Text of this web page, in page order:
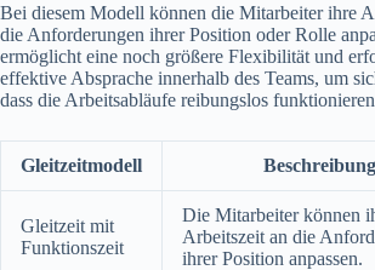
Bei diesem Modell können die Mitarbeiter ihre
die Anforderungen ihrer Position oder Rolle
ermöglicht eine noch größere Flexibilität und
effektive Absprache innerhalb des Teams, um
dass die Arbeitsabläufe reibungslos
Gleitzeitmodell Beschreibung
Gleitzeit mit
Funktionszeit
Die Mitarbeiter können
Arbeitszeit an die
ihrer Position anpassen.